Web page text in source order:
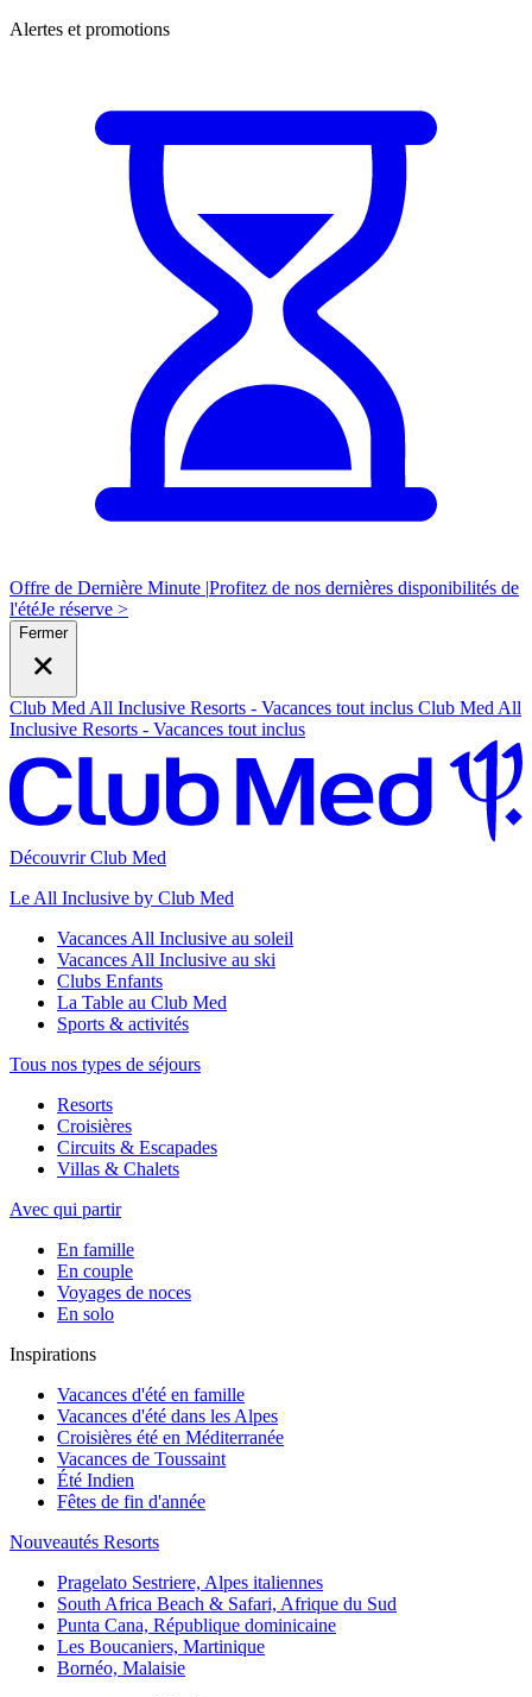
Alertes et promotions
Offre de Dernière Minute |Profitez de nos dernières disponibilités de
l'étéJe réserve >
Fermer
Club Med All Inclusive Resorts - Vacances tout inclus Club Med All
Inclusive Resorts - Vacances tout inclus
Découvrir Club Med
Le All Inclusive by Club Med
Vacances All Inclusive au soleil
Vacances All Inclusive au ski
Clubs Enfants
La Table au Club Med
Sports & activités
Tous nos types de séjours
Resorts
Croisières
Circuits & Escapades
Villas & Chalets
Avec qui partir
En famille
En couple
Voyages de noces
En solo
Inspirations
Vacances d'été en famille
Vacances d'été dans les Alpes
Croisières été en Méditerranée
Vacances de Toussaint
Été Indien
Fêtes de fin d'année
Nouveautés Resorts
Pragelato Sestriere, Alpes italiennes
South Africa Beach & Safari, Afrique du Sud
Punta Cana, République dominicaine
Les Boucaniers, Martinique
Bornéo, Malaisie